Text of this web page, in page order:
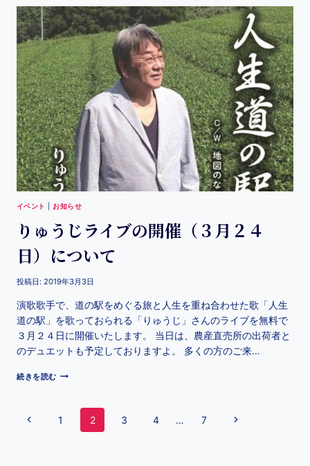
イベント お知らせ
りゅうじライブの開催（３月２４
日）について
投稿日: 2019年3月3日
演歌歌手で、道の駅をめぐる旅と人生を重ね合わせた歌「人生
道の駅」を歌っておられる「りゅうじ」さんのライブを無料で
３月２４日に開催いたします。 当日は、農産直売所の出荷者と
のデュエットも予定しておりますよ。 多くの方のご来…
続きを読む
1 2 3 4 … 7